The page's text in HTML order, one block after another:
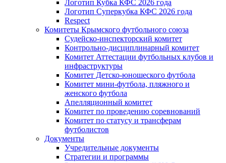
Логотип Кубка КФС 2026 года
Логотип Суперкубка КФС 2026 года
Respect
Комитеты Крымского футбольного союза
Судейско-инспекторский комитет
Контрольно-дисциплинарный комитет
Комитет Аттестации футбольных клубов и
инфраструктуры
Комитет Детско-юношеского футбола
Комитет мини-футбола, пляжного и
женского футбола
Апелляционный комитет
Комитет по проведению соревнований
Комитет по статусу и трансферам
футболистов
Документы
Учредительные документы
Стратегии и программы